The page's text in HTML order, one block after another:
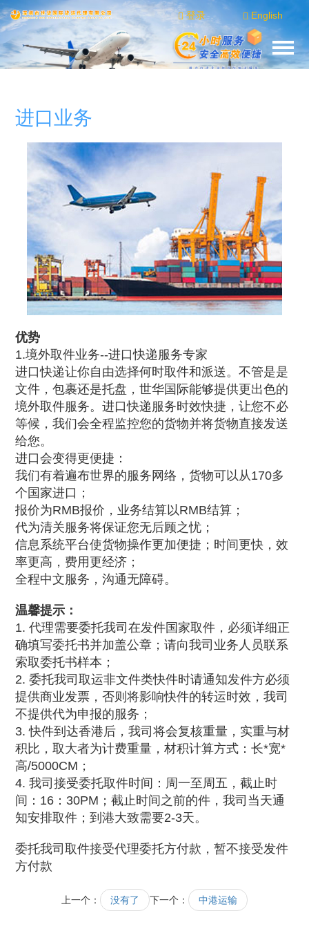
登录 English
进口业务
优势
1.境外取件业务--进口快递服务专家
进口快递让你自由选择何时取件和派送。不管是是
文件，包裹还是托盘，世华国际能够提供更出色的
境外取件服务。进口快递服务时效快捷，让您不必
等候，我们会全程监控您的货物并将货物直接发送
给您。
进口会变得更便捷：
我们有着遍布世界的服务网络，货物可以从170多
个国家进口；
报价为RMB报价，业务结算以RMB结算；
代为清关服务将保证您无后顾之忧；
信息系统平台使货物操作更加便捷；时间更快，效
率更高，费用更经济；
全程中文服务，沟通无障碍。
温馨提示：
1. 代理需要委托我司在发件国家取件，必须详细正
确填写委托书并加盖公章；请向我司业务人员联系
索取委托书样本；
2. 委托我司取运非文件类快件时请通知发件方必须
提供商业发票，否则将影响快件的转运时效，我司
不提供代为申报的服务；
3. 快件到达香港后，我司将会复核重量，实重与材
积比，取大者为计费重量，材积计算方式：长*宽*
高/5000CM；
4. 我司接受委托取件时间：周一至周五，截止时
间：16：30PM；截止时间之前的件，我司当天通
知安排取件；到港大致需要2-3天。
委托我司取件接受代理委托方付款，暂不接受发件
方付款
上一个： 没有了 下一个： 中港运输